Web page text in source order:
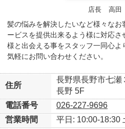
店長 高
髪の悩みを解決したいなど様々な
ービスを提供出来るよう様に対応
様と出会える事をスタッフ一同心
気軽にお問い合わせください。
住所
長野県長野市七瀬
長野 5F
電話番号
026-227-9696
営業時間
平日: 10:00-18:30